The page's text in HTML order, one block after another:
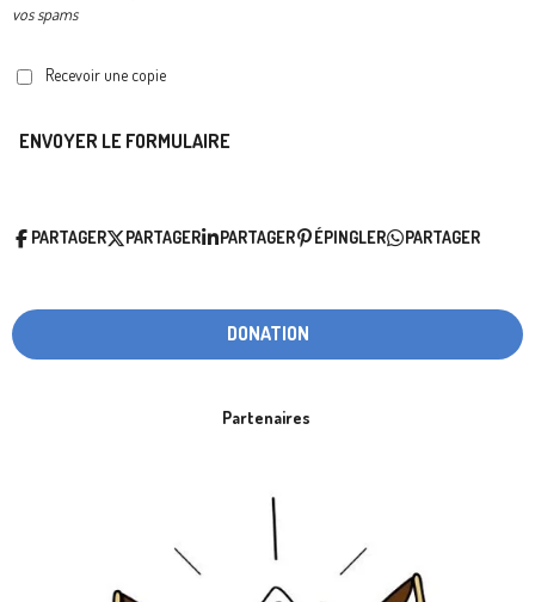
vos spams
Recevoir une copie
ENVOYER LE FORMULAIRE
PARTAGER PARTAGER PARTAGER ÉPINGLER PARTAGER
DONATION
Partenaires